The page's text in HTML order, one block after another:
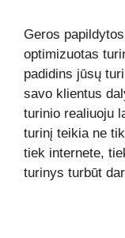
Geros
optimizuotas
padidins jūsų
savo klientus
turinio realiuoju
turinį teikia ne
tiek internete,
turinys turbūt